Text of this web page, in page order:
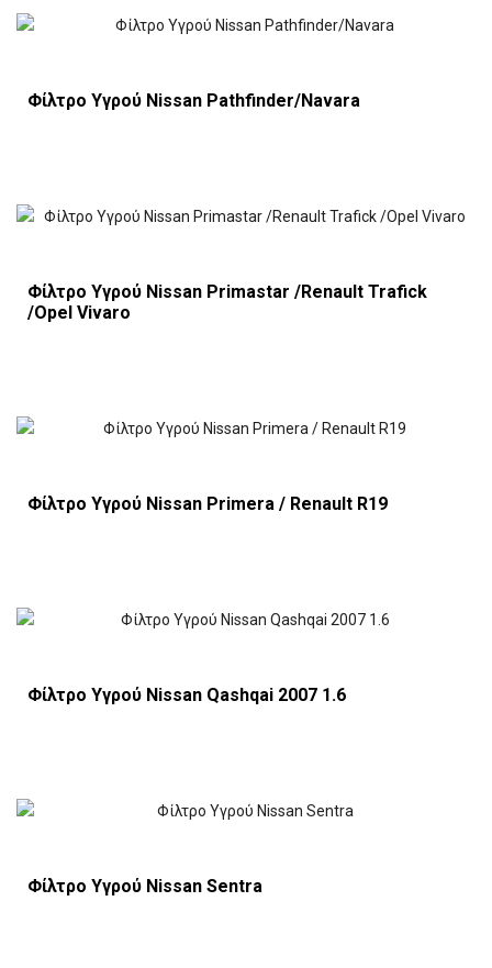
Φίλτρο Υγρού Nissan Pathfinder/Navara
Φίλτρο Υγρού Nissan Primastar /Renault Trafick
/Opel Vivaro
Φίλτρο Υγρού Nissan Primera / Renault R19
Φίλτρο Υγρού Nissan Qashqai 2007 1.6
Φίλτρο Υγρού Nissan Sentra